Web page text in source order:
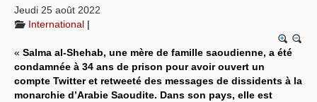
Résistances
L’Empire américain
Systèmes & société sous contrôle
Jeudi 25 août 2022
International |
« Salma al-Shehab, une mère de famille saoudienne, a été
condamnée à 34 ans de prison pour avoir ouvert un
compte Twitter et retweeté des messages de dissidents à la
monarchie d’Arabie Saoudite. Dans son pays, elle est